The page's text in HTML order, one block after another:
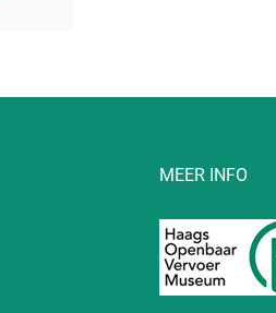
MEER INFO